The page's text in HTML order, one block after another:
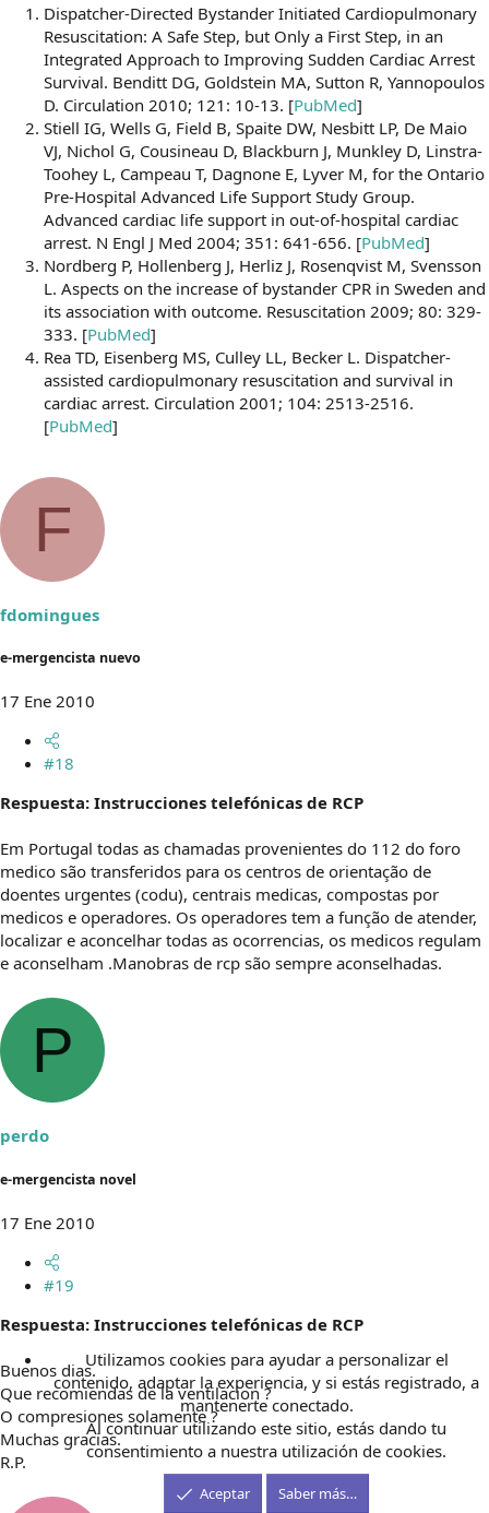
Dispatcher-Directed Bystander Initiated Cardiopulmonary
Resuscitation: A Safe Step, but Only a First Step, in an
Integrated Approach to Improving Sudden Cardiac Arrest
Survival. Benditt DG, Goldstein MA, Sutton R, Yannopoulos
D. Circulation 2010; 121: 10-13. [PubMed]
Stiell IG, Wells G, Field B, Spaite DW, Nesbitt LP, De Maio
VJ, Nichol G, Cousineau D, Blackburn J, Munkley D, Linstra-
Toohey L, Campeau T, Dagnone E, Lyver M, for the Ontario
Pre-Hospital Advanced Life Support Study Group.
Advanced cardiac life support in out-of-hospital cardiac
arrest. N Engl J Med 2004; 351: 641-656. [PubMed]
Nordberg P, Hollenberg J, Herliz J, Rosenqvist M, Svensson
L. Aspects on the increase of bystander CPR in Sweden and
its association with outcome. Resuscitation 2009; 80: 329-
333. [PubMed]
Rea TD, Eisenberg MS, Culley LL, Becker L. Dispatcher-
assisted cardiopulmonary resuscitation and survival in
cardiac arrest. Circulation 2001; 104: 2513-2516.
[PubMed]
F
fdomingues
e-mergencista nuevo
17 Ene 2010
#18
Respuesta: Instrucciones telefónicas de RCP
Em Portugal todas as chamadas provenientes do 112 do foro
medico são transferidos para os centros de orientação de
doentes urgentes (codu), centrais medicas, compostas por
medicos e operadores. Os operadores tem a função de atender,
localizar e aconcelhar todas as ocorrencias, os medicos regulam
e aconselham .Manobras de rcp são sempre aconselhadas.
P
perdo
e-mergencista novel
17 Ene 2010
#19
Respuesta: Instrucciones telefónicas de RCP
Buenos dias.
Que recomiendas de la ventilacion ?
O compresiones solamente ?
Muchas gracias.
R.P.
Utilizamos cookies para ayudar a personalizar el
contenido, adaptar la experiencia, y si estás registrado, a
mantenerte conectado.
Al continuar utilizando este sitio, estás dando tu
consentimiento a nuestra utilización de cookies.
Aceptar Saber más…